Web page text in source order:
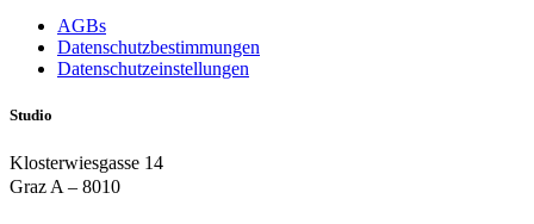
AGBs
Datenschutzbestimmungen
Datenschutzeinstellungen
Studio
Klosterwiesgasse 14
Graz A – 8010